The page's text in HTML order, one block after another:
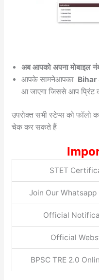
अब आपको अपना मोबाइल
आपके सामनेआपका
आ जाएगा जिससे आप प्रिंट
उपरोक्त सभी स्टेप्स को फॉलो
चेक कर सकते हैं
STET
Join Our Whatsapp
Official
Official
BPSC TRE 2.0